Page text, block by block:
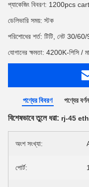
প্যাকেজিং বিবরণ: 1200pcs
ডেলিভারি সময়: স্টক
পরিশোধের শর্ত: টিটি, নেট 30/
যোগানের ক্ষমতা: 4200K-পিসি /
পণ্যের বিবরণ পণ্যের
বিশেষভাবে তুলে ধরা: rj-45
অংশ সংখ্যা:
পোর্ট: